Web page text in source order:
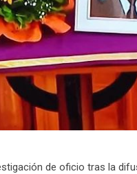
de oficio tras la